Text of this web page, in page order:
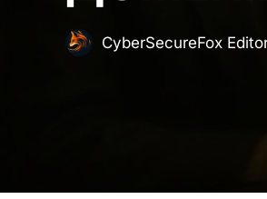
CyberSecureFox